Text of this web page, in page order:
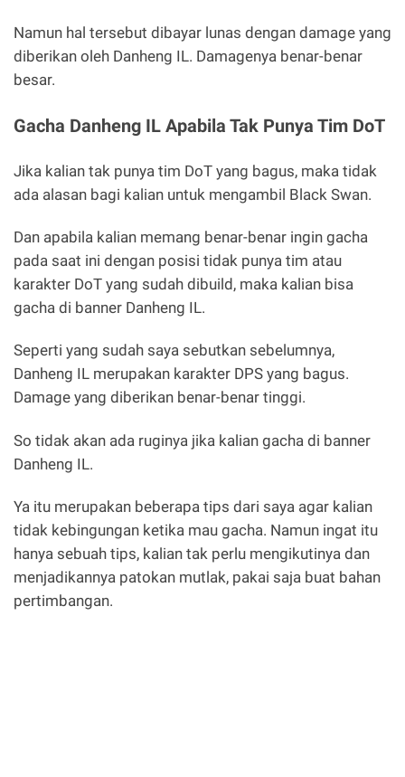
Namun hal tersebut dibayar lunas dengan damage yang
diberikan oleh Danheng IL. Damagenya benar-benar
besar.
Gacha Danheng IL Apabila Tak Punya Tim DoT
Jika kalian tak punya tim DoT yang bagus, maka tidak
ada alasan bagi kalian untuk mengambil Black Swan.
Dan apabila kalian memang benar-benar ingin gacha
pada saat ini dengan posisi tidak punya tim atau
karakter DoT yang sudah dibuild, maka kalian bisa
gacha di banner Danheng IL.
Seperti yang sudah saya sebutkan sebelumnya,
Danheng IL merupakan karakter DPS yang bagus.
Damage yang diberikan benar-benar tinggi.
So tidak akan ada ruginya jika kalian gacha di banner
Danheng IL.
Ya itu merupakan beberapa tips dari saya agar kalian
tidak kebingungan ketika mau gacha. Namun ingat itu
hanya sebuah tips, kalian tak perlu mengikutinya dan
menjadikannya patokan mutlak, pakai saja buat bahan
pertimbangan.